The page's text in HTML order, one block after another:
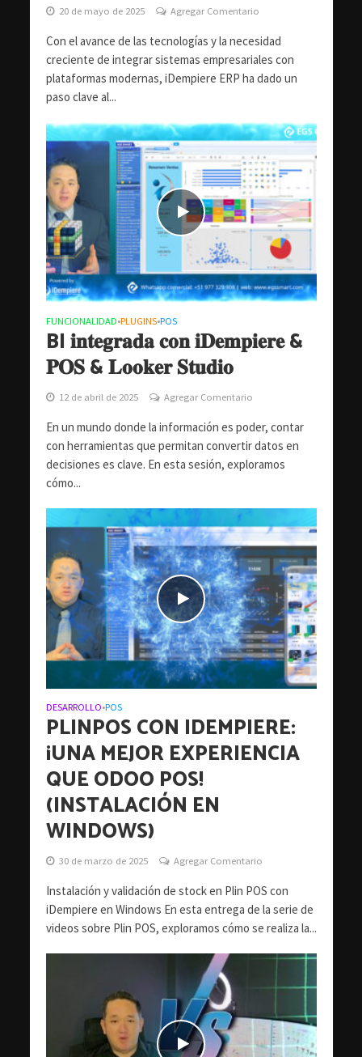
20 de mayo de 2025 Agregar Comentario
Con el avance de las tecnologías y la necesidad
creciente de integrar sistemas empresariales con
plataformas modernas, iDempiere ERP ha dado un
paso clave al...
FUNCIONALIDAD•PLUGINS•POS
BI 𝐢𝐧𝐭𝐞𝐠𝐫𝐚𝐝𝐚 𝐜𝐨𝐧 𝐢𝐃𝐞𝐦𝐩𝐢𝐞𝐫𝐞 &
𝐏𝐎𝐒 & 𝐋𝐨𝐨𝐤𝐞𝐫 𝐒𝐭𝐮𝐝𝐢𝐨
12 de abril de 2025 Agregar Comentario
En un mundo donde la información es poder, contar
con herramientas que permitan convertir datos en
decisiones es clave. En esta sesión, exploramos
cómo...
DESARROLLO•POS
PLINPOS CON IDEMPIERE:
¡UNA MEJOR EXPERIENCIA
QUE ODOO POS!
(INSTALACIÓN EN
WINDOWS)
30 de marzo de 2025 Agregar Comentario
Instalación y validación de stock en Plin POS con
iDempiere en Windows En esta entrega de la serie de
videos sobre Plin POS, exploramos cómo se realiza la...